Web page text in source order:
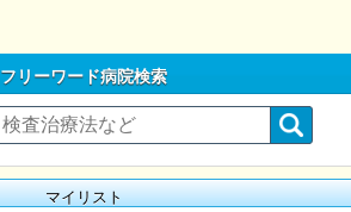
フリーワード病院検索
マイリスト